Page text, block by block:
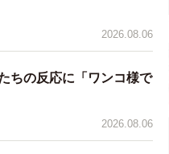
2026.08.06
ちの反応に「ワンコ様で
2026.08.06